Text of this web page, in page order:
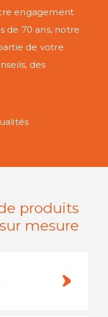
Marcinelle
de Marcinelle
notre grand
allant ju...
engagement
de 70 ans, notre
de votre
des
produits
mesure